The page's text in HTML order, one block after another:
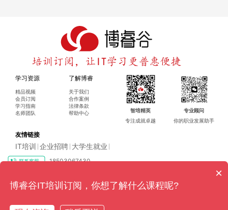
五、行业认可度
CISP认证是国内最为主流及被业界认可的专业信息安全技术与
管理人员资质培训，无论是国家政府单位或行业如金融、运营
商、电力等均高度认可。CISP-PTE作为渗透测试领域的专业认
证，同样在业界具有很高的认可度，尤其在需要专业渗透测试
技能的岗位上。
总的来说，CISP考试更侧重于信息安全的广度和理论知识，适
合希望在信息安全管理和审计方面发展的专业人士。而CISP-P
TE考试则侧重于渗透测试的深度和实践技能，适合专注于渗透
士。
学习资源
精品视频
会员订阅
学习指南
名师团队
了解博睿
关于我们
合作案例
法律条款
帮助中心
智培精英
专注成就卓越
专业顾问
你的职业发展助手
友情链接
IT培训 企业招聘 大学生就业
18503067430
Copyright ©2016-2024 博睿（广州）科技有限公司 All rights reserved
备17128079号-4
×
博睿谷IT培训订阅，你想了解什么课程呢?